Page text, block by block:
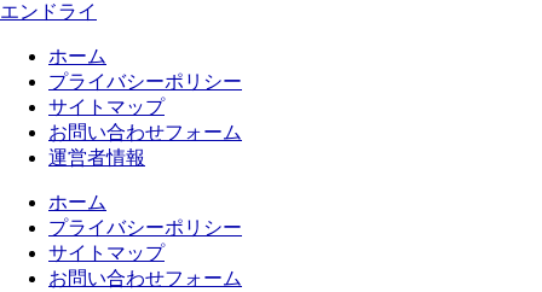
エンドライ
ホーム
プライバシーポリシー
サイトマップ
お問い合わせフォーム
運営者情報
ホーム
プライバシーポリシー
サイトマップ
お問い合わせフォーム